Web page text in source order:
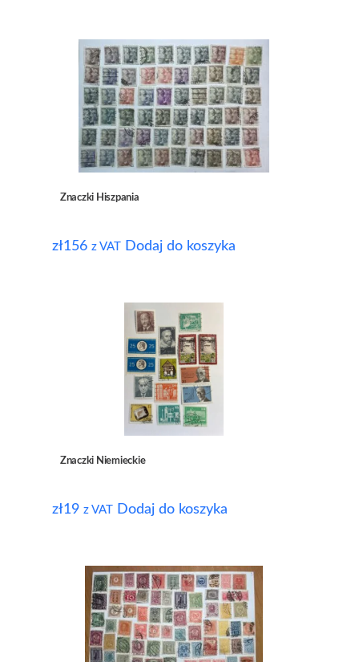
Znaczki Hiszpania
zł156 z VAT Dodaj do koszyka
Znaczki Niemieckie
zł19 z VAT Dodaj do koszyka